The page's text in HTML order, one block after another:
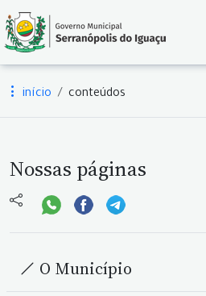
início conteúdos
Nossas páginas
O Município